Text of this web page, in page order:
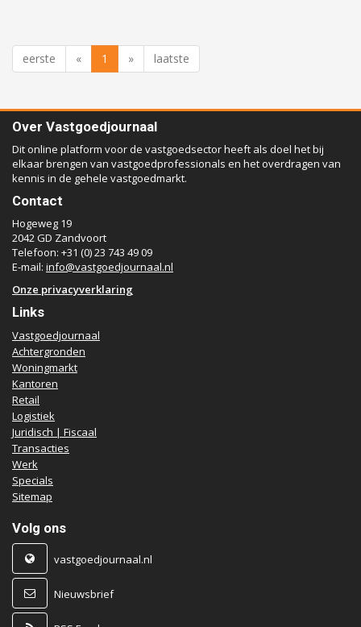
eerste « 1 » laatste
Over Vastgoedjournaal
Dit online platform voor de vastgoedsector heeft als doel het bij
elkaar brengen van vastgoedprofessionals en het overdragen van
kennis in de gehele vastgoedmarkt.
Contact
Hogeweg 19
2042 GD Zandvoort
Telefoon: +31 (0) 23 743 49 09
E-mail: info@vastgoedjournaal.nl
Onze privacyverklaring
Links
Vastgoedjournaal
Achtergronden
Woningmarkt
Kantoren
Retail
Logistiek
Juridisch | Fiscaal
Transacties
Werk
Specials
Sitemap
Volg ons
vastgoedjournaal.nl
Nieuwsbrief